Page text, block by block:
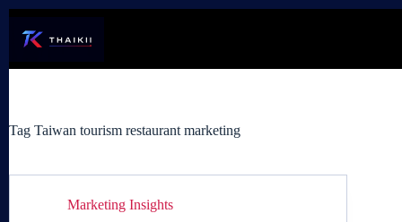
content
Tag Taiwan tourism restaurant marketing
Marketing Insights